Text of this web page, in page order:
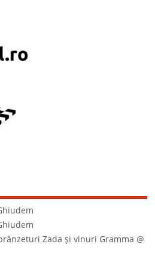
Zada şi vinuri Gramma @